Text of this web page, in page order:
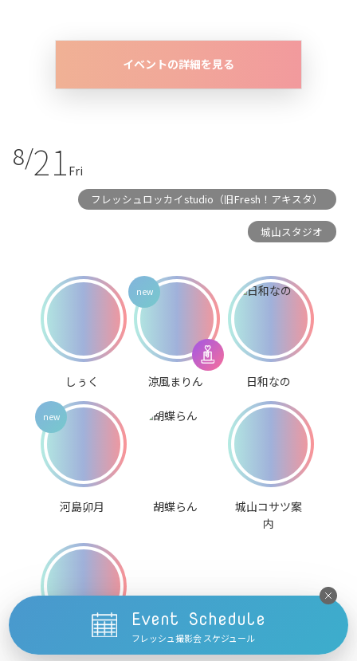
イベントの詳細を見る
8/21 Fri
フレッシュロッカイstudio（旧Fresh！アキスタ）
城山スタジオ
しぅく 涼風まりん 日和なの
河島卯月 胡蝶らん
城山コサツ案
内
琴里ここ
Event Schedule
フレッシュ撮影会 スケジュール